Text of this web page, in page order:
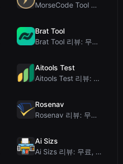
MorseCode Tool 리뷰: 오디오 및 조명을 갖춘 무료 온라인 텍스트-모스 부호 변...
Brat Tool
Brat Tool 리뷰: 무료 Charli XCX 스타일 Brat 텍스트 생성기
Aitools Test
Aitools Test 리뷰: 무료 브라우저 기반 AI 탐지기, 토큰 카운터 및 비용 추정...
Rosenav
Rosenav 리뷰: 무료 온라인 코사인 유사도 검사기 및 텍스트 차이 비교 도구
Ai Sizs
Ai Sizs 리뷰: 무료, 프라이빗 이미지 유사도 및 블러 감지 도구